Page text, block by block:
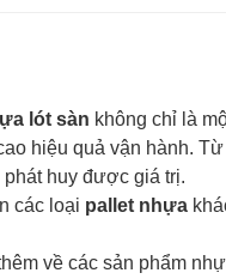
lót sàn không chỉ là
hiệu quả vận hành.
huy được giá trị.
các loại pallet nhựa
về các sản phẩm